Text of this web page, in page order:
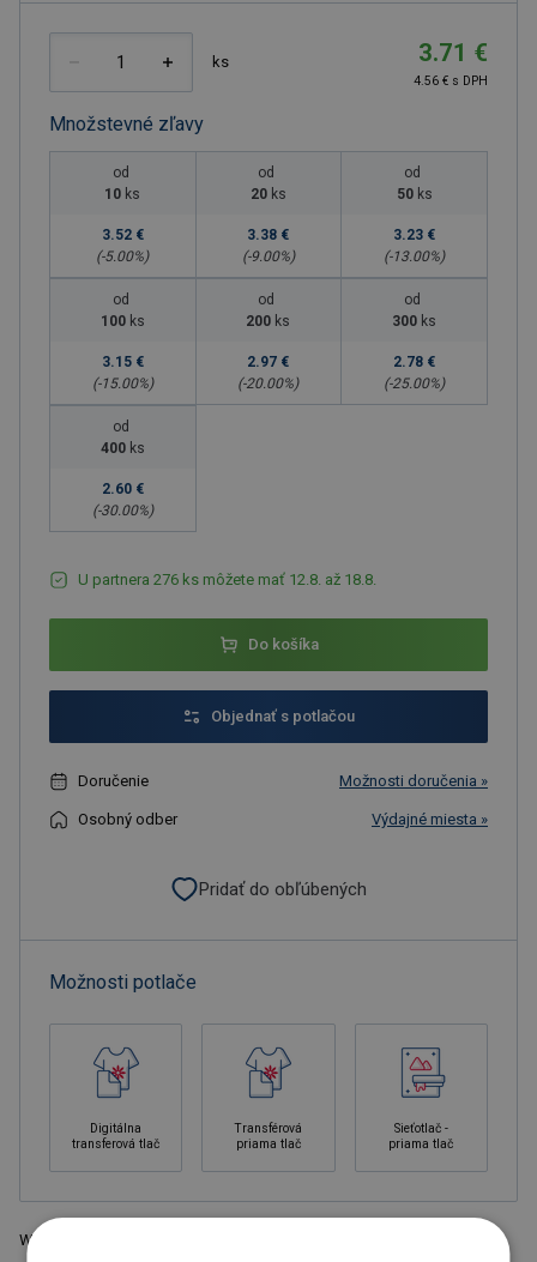
ks 3.71 €
4.56 € s DPH
Množstevné zľavy
od
10 ks
3.52 €
(-5.00%)
od
20 ks
3.38 €
(-9.00%)
od
50 ks
3.23 €
(-13.00%)
od
100 ks
3.15 €
(-15.00%)
od
200 ks
2.97 €
(-20.00%)
od
300 ks
2.78 €
(-25.00%)
od
400 ks
2.60 €
(-30.00%)
U partnera 276 ks môžete mať 12.8. až 18.8.
Do košíka
Objednať s potlačou
Doručenie Možnosti doručenia »
Osobný odber Výdajné miesta »
Pridať do obľúbených
Možnosti potlače
Digitálna
transferová tlač
Transférová
priama tlač
Sieťotlač -
priama tlač
Watch-out XL safety vest in pouch for professional use